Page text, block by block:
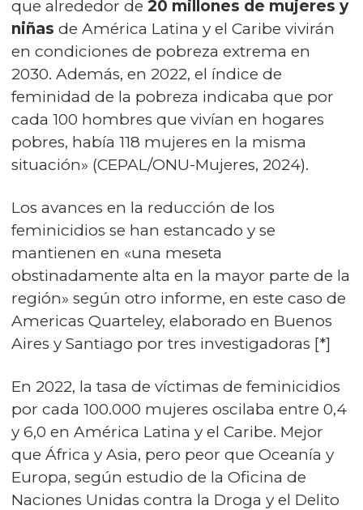
que alrededor de 20 millones de mujeres y
niñas de América Latina y el Caribe vivirán
en condiciones de pobreza extrema en
2030. Además, en 2022, el índice de
feminidad de la pobreza indicaba que por
cada 100 hombres que vivían en hogares
pobres, había 118 mujeres en la misma
situación» (CEPAL/ONU-Mujeres, 2024).
Los avances en la reducción de los
feminicidios se han estancado y se
mantienen en «una meseta
obstinadamente alta en la mayor parte de la
región» según otro informe, en este caso de
Americas Quarteley, elaborado en Buenos
Aires y Santiago por tres investigadoras [*]
En 2022, la tasa de víctimas de feminicidios
por cada 100.000 mujeres oscilaba entre 0,4
y 6,0 en América Latina y el Caribe. Mejor
que África y Asia, pero peor que Oceanía y
Europa, según estudio de la Oficina de
Naciones Unidas contra la Droga y el Delito